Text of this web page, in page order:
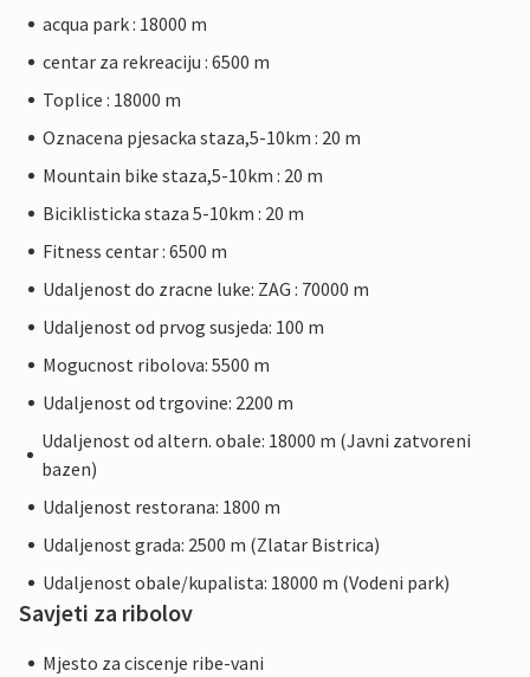
acqua park : 18000 m
centar za rekreaciju : 6500 m
Toplice : 18000 m
Oznacena pjesacka staza,5-10km : 20 m
Mountain bike staza,5-10km : 20 m
Biciklisticka staza 5-10km : 20 m
Fitness centar : 6500 m
Udaljenost do zracne luke: ZAG : 70000 m
Udaljenost od prvog susjeda: 100 m
Mogucnost ribolova: 5500 m
Udaljenost od trgovine: 2200 m
Udaljenost od altern. obale: 18000 m (Javni zatvoreni
bazen)
Udaljenost restorana: 1800 m
Udaljenost grada: 2500 m (Zlatar Bistrica)
Udaljenost obale/kupalista: 18000 m (Vodeni park)
Savjeti za ribolov
Mjesto za ciscenje ribe-vani